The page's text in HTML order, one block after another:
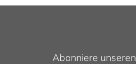
Abonniere unseren